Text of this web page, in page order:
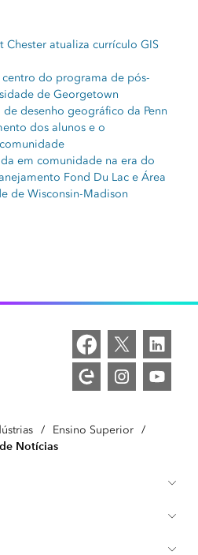
Chester atualiza currículo GIS
do programa de pós-
de Georgetown
desenho geográfico da Penn
dos alunos e o
em comunidade na era do
Fond Du Lac e Área
de Wisconsin-Madison
/ Ensino Superior /
Notícias